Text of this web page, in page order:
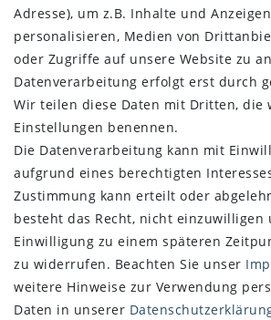
Impressum
Daten­schutz­erklärung
AGB
Widerrufs­recht
SERVICE
Über uns
Zahlung und Versand
Retoure
NEWSLETTER
E-MAIL **
Newsletter
Adresse), um z.B. Inhalte und
personalisieren, Medien von
oder Zugriffe auf unsere Website zu
Datenverarbeitung erfolgt erst durch
Wir teilen diese Daten mit Dritten, die
Einstellungen benennen.
Die Datenverarbeitung kann mit
aufgrund eines berechtigten
Zustimmung kann erteilt oder
besteht das Recht, nicht einzuwilligen
Einwilligung zu einem späteren
zu widerrufen. Beachten Sie unser
weitere Hinweise zur Verwendung
Daten in unserer